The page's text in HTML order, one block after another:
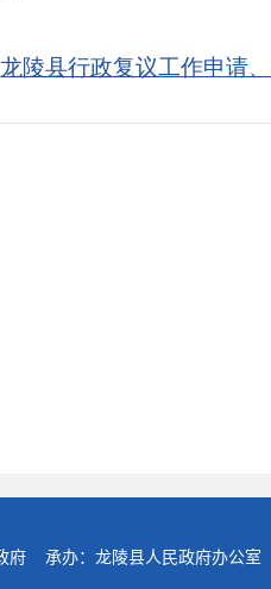
龙陵县行政复议工作申请